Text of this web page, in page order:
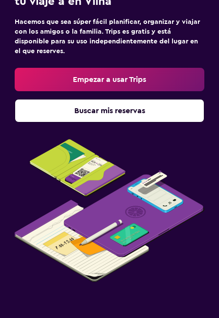
Hacemos que sea súper fácil planificar, organizar y viajar
con los amigos o la familia. Trips es gratis y está
disponible para su uso independientemente del lugar en
el que reserves.
Empezar a usar Trips
Buscar mis reservas